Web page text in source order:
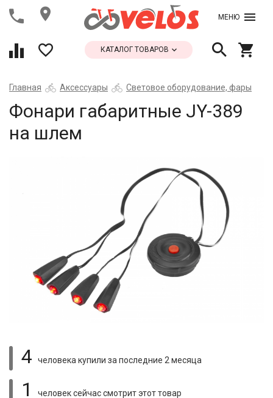
МЕНЮ
КАТАЛОГ ТОВАРОВ
Главная Аксессуары Световое оборудование, фары
Фонари габаритные JY-389
на шлем
4 человека купили за последние 2 месяца
1 человек сейчас смотритэтот товар